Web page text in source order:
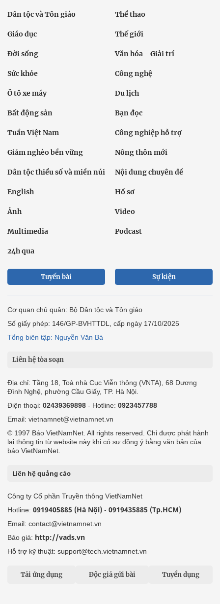
Dân tộc và Tôn giáo Thể thao
Giáo dục Thế giới
Đời sống Văn hóa - Giải trí
Sức khỏe Công nghệ
Ô tô xe máy Du lịch
Bất động sản Bạn đọc
Tuần Việt Nam Công nghiệp hỗ trợ
Giảm nghèo bền vững Nông thôn mới
Dân tộc thiểu số và miền núi Nội dung chuyên đề
English Hồ sơ
Ảnh Video
Multimedia Podcast
24h qua
Tuyến bài Sự kiện
Cơ quan chủ quản: Bộ Dân tộc và Tôn giáo
Số giấy phép: 146/GP-BVHTTDL, cấp ngày 17/10/2025
Tổng biên tập: Nguyễn Văn Bá
Liên hệ tòa soạn
Địa chỉ: Tầng 18, Toà nhà Cục Viễn thông (VNTA), 68 Dương
Đình Nghệ, phường Cầu Giấy, TP. Hà Nội.
Điện thoại: 02439369898 - Hotline: 0923457788
Email: vietnamnet@vietnamnet.vn
© 1997 Báo VietNamNet. All rights reserved. Chỉ được phát hành
lại thông tin từ website này khi có sự đồng ý bằng văn bản của
báo VietNamNet.
Liên hệ quảng cáo
Công ty Cổ phần Truyền thông VietNamNet
Hotline: 0919405885 (Hà Nội) - 0919435885 (Tp.HCM)
Email: contact@vietnamnet.vn
Báo giá: http://vads.vn
Hỗ trợ kỹ thuật: support@tech.vietnamnet.vn
Tải ứng dụng Độc giả gửi bài Tuyển dụng